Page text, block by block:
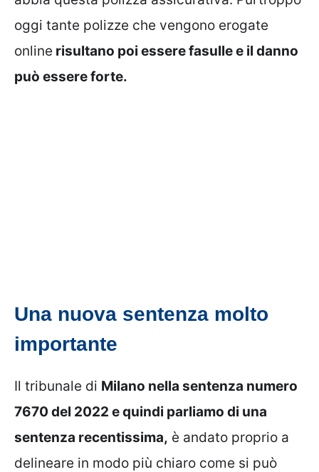
oggi tante polizze che vengono erogate
online risultano poi essere fasulle e il danno
può essere forte.
Una nuova sentenza molto
importante
Il tribunale di Milano nella sentenza numero
7670 del 2022 e quindi parliamo di una
sentenza recentissima, è andato proprio a
delineare in modo più chiaro come si può